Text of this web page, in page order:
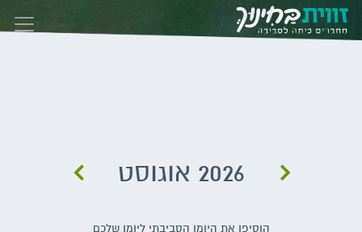
Skip to content
2026 אוגוסט
הוסיפו את היומן הסביבתי ליומן שלכם